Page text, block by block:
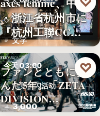
品牌開店
文字
・浙江省杭州市に
『杭州工聯CC…
今天 03:00
电竞快闪活动
3,000
ファンとともに歩
んだ5年。「ZETA
DIVISION…
♡